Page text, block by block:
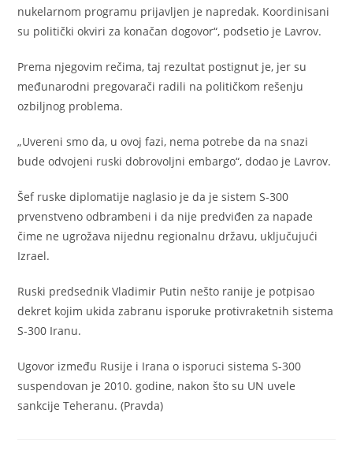
nukelarnom programu prijavljen je napredak. Koordinisani
su politički okviri za konačan dogovor“, podsetio je Lavrov.
Prema njegovim rečima, taj rezultat postignut je, jer su
međunarodni pregovarači radili na političkom rešenju
ozbiljnog problema.
„Uvereni smo da, u ovoj fazi, nema potrebe da na snazi
bude odvojeni ruski dobrovoljni embargo“, dodao je Lavrov.
Šef ruske diplomatije naglasio je da je sistem S-300
prvenstveno odbrambeni i da nije predviđen za napade
čime ne ugrožava nijednu regionalnu državu, uključujući
Izrael.
Ruski predsednik Vladimir Putin nešto ranije je potpisao
dekret kojim ukida zabranu isporuke protivraketnih sistema
S-300 Iranu.
Ugovor između Rusije i Irana o isporuci sistema S-300
suspendovan je 2010. godine, nakon što su UN uvele
sankcije Teheranu. (Pravda)